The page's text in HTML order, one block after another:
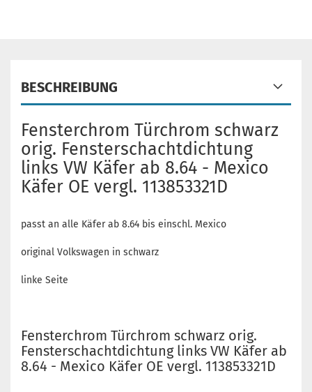
BESCHREIBUNG
Fensterchrom Türchrom schwarz
orig. Fensterschachtdichtung
links VW Käfer ab 8.64 - Mexico
Käfer OE vergl. 113853321D
passt an alle Käfer ab 8.64 bis einschl. Mexico
original Volkswagen in schwarz
linke Seite
Fensterchrom Türchrom schwarz orig.
Fensterschachtdichtung links VW Käfer ab
8.64 - Mexico Käfer OE vergl. 113853321D